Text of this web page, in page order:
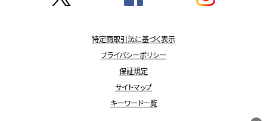
特定商取引法に基づく表示
プライバシーポリシー
保証規定
サイトマップ
キーワード一覧